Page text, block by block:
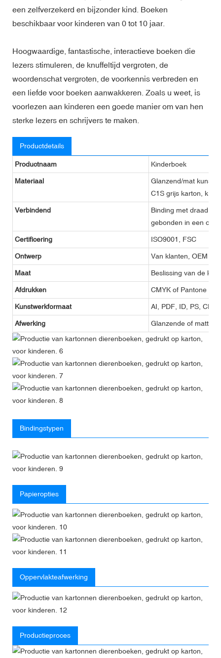
een zelfverzekerd en bijzonder kind. Boeken
beschikbaar voor kinderen van 0 tot 10 jaar.
Hoogwaardige, fantastische, interactieve boeken die
lezers stimuleren, de knuffeltijd vergroten, de
woordenschat vergroten, de voorkennis verbreden en
een liefde voor boeken aanwakkeren. Zoals u weet, is
voorlezen aan kinderen een goede manier om van hen
sterke lezers en schrijvers te maken.
Productdetails
Productnaam Kinderboek
Materiaal
Glanzend/mat
C1S grijs karton,
Verbindend
Binding met draad,
gebonden in een
Certificering ISO9001, FSC
Ontwerp Van klanten, OEM
Maat Beslissing van de
Afdrukken CMYK of Pantone
Kunstwerkformaat AI, PDF, ID, PS, CDR
Afwerking Glanzende of matte
Bindingstypen
Papieropties
Oppervlakteafwerking
Productieproces